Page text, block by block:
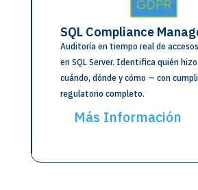
SQL Compliance
Auditoría en tiempo real de
en SQL Server. Identifica quién
cuándo, dónde y cómo — con
regulatorio completo.
Más Información